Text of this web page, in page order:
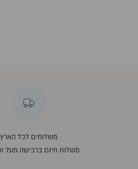
משלוחים לכל הארץ
משלוח חינם ברכישה מעל 800 ש״ח